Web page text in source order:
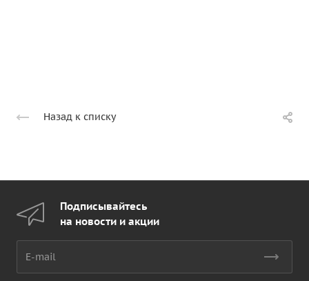
Назад к списку
Подписывайтесь
на новости и акции